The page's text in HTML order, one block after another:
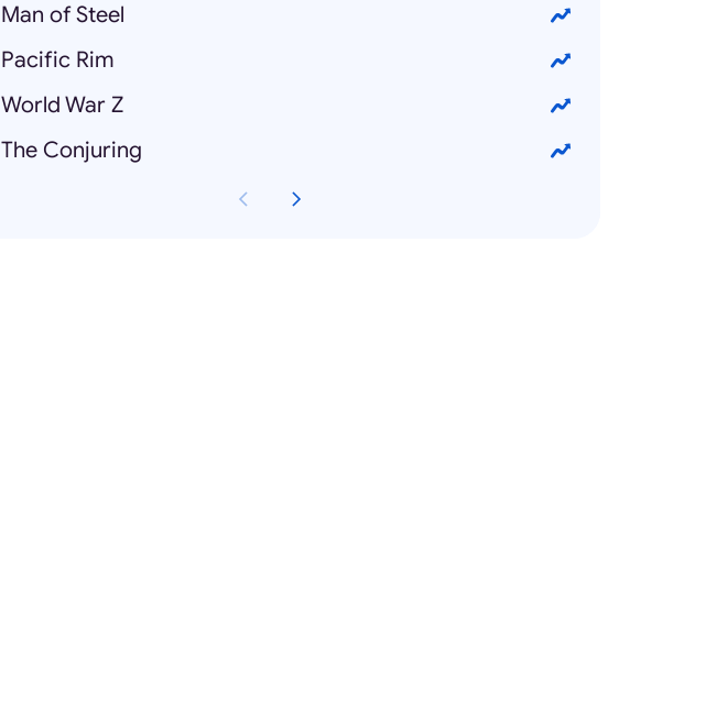
Man of Steel
Pacific Rim
World War Z
The Conjuring